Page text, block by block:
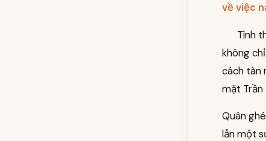
về việc
Tình
không
cách tàn
mặt Trần
Quân
lẫn một